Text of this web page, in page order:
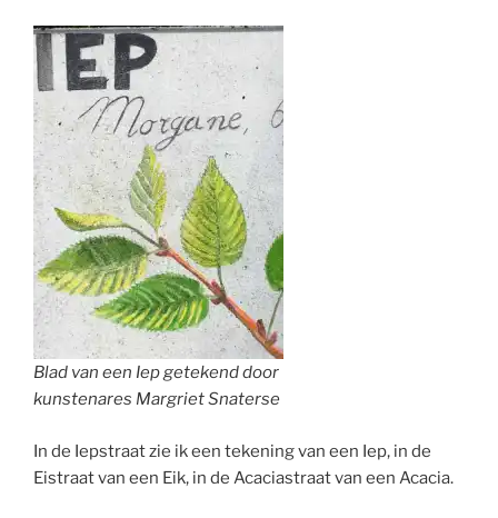
Blad van een Iep getekend door
kunstenares Margriet Snaterse
In de Iepstraat zie ik een tekening van een Iep, in de
Eistraat van een Eik, in de Acaciastraat van een Acacia.